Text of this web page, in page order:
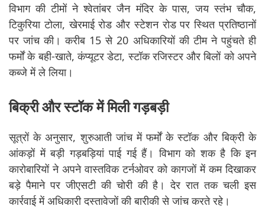
विभाग की टीमों ने श्वेतांबर जैन मंदिर के पास, जय स्तंभ चौक,
टिकुरिया टोला, खेरमाई रोड और स्टेशन रोड पर स्थित प्रतिष्ठानों
पर जांच की। करीब 15 से 20 अधिकारियों की टीम ने पहुंचते ही
फर्मों के बही-खाते, कंप्यूटर डेटा, स्टॉक रजिस्टर और बिलों को अपने
कब्जे में ले लिया।
बिक्री और स्टॉक में मिली गड़बड़ी
सूत्रों के अनुसार, शुरुआती जांच में फर्मों के स्टॉक और बिक्री के
आंकड़ों में बड़ी गड़बड़ियां पाई गई हैं। विभाग को शक है कि इन
कारोबारियों ने अपने वास्तविक टर्नओवर को कागजों में कम दिखाकर
बड़े पैमाने पर जीएसटी की चोरी की है। देर रात तक चली इस
कार्रवाई में अधिकारी दस्तावेजों की बारीकी से जांच करते रहे।